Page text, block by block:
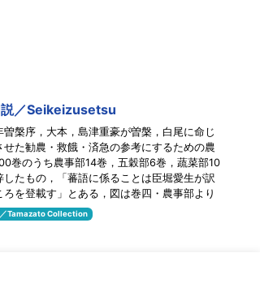
説／Seikeizusetsu
曽槃序，大本，島津重豪が曽槃，白尾に命じ
せた勧農・救餓・済急の参考にするための農
巻のうち農事部14巻，五穀部6巻，蔬菜部10
したもの，「蕃語に係ることは臣堀愛生が訳
ろを登載す」とある，図は巻四・農事部より
Tamazato Collection